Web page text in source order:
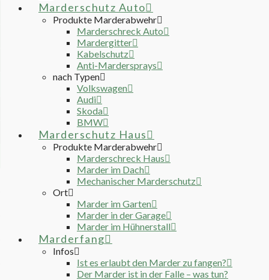
Marderschutz Auto
Produkte Marderabwehr
Marderschreck Auto
Mardergitter
Kabelschutz
Anti-Mardersprays
nach Typen
Volkswagen
Audi
Skoda
BMW
Marderschutz Haus
Produkte Marderabwehr
Marderschreck Haus
Marder im Dach
Mechanischer Marderschutz
Ort
Marder im Garten
Marder in der Garage
Marder im Hühnerstall
Marderfang
Infos
Ist es erlaubt den Marder zu fangen?
Der Marder ist in der Falle – was tun?